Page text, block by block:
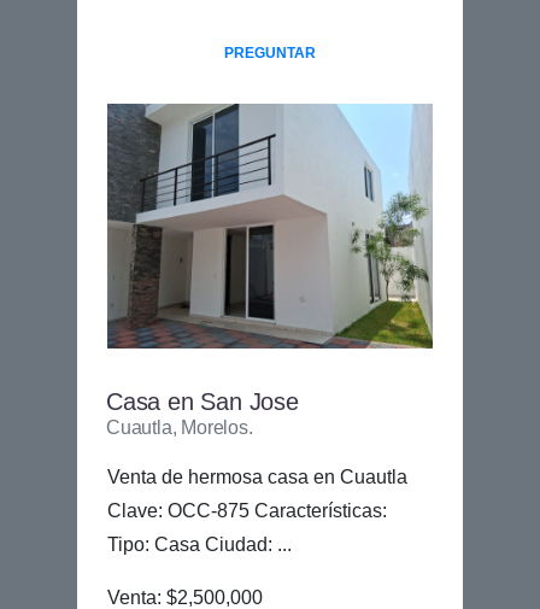
PREGUNTAR
Casa en San Jose
Cuautla, Morelos.
Venta de hermosa casa en Cuautla
Clave: OCC-875 Características:
Tipo: Casa Ciudad: ...
Venta: $2,500,000